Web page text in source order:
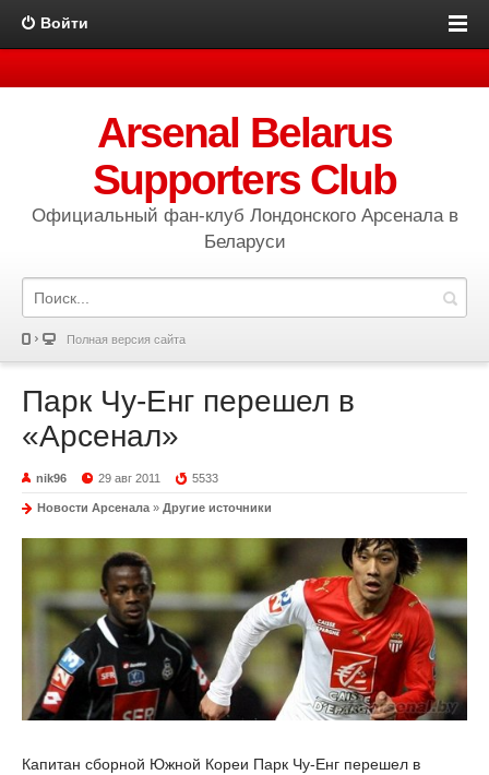
Войти
Arsenal Belarus
Supporters Club
Официальный фан-клуб Лондонского Арсенала в
Беларуси
Полная версия сайта
Парк Чу-Енг перешел в
«Арсенал»
nik96 29 авг 2011 5533
Новости Арсенала » Другие источники
Капитан сборной Южной Кореи Парк Чу-Енг перешел в